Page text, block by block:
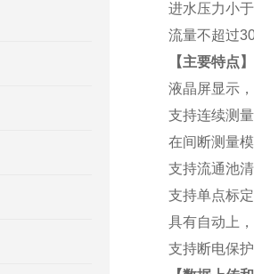
进水压力小于
流量不超过
【主要特点】
液晶屏显示
支持连续测
在间断测量
支持流通池
支持单点标
具有自动上 ，
支持断电保